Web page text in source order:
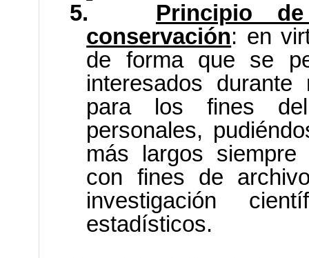
5.
Principio
conservación: en
de forma que se
interesados
para los fines
personales,
más largos
con fines de
investigación
estadísticos.